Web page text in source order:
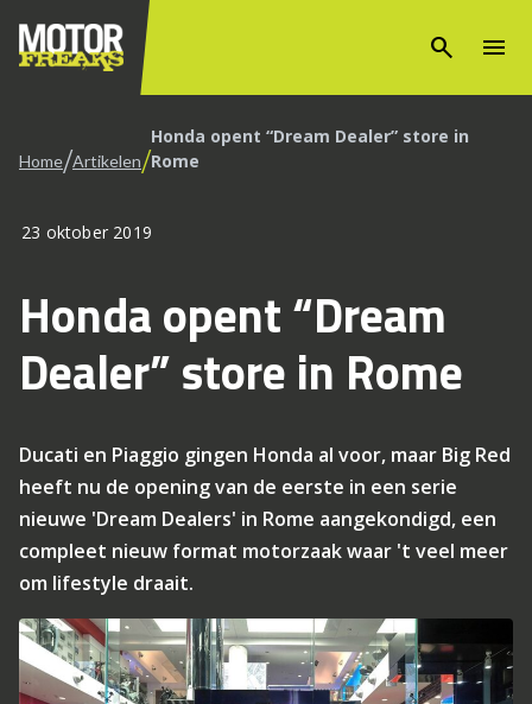
search menu
Home/Artikelen/Honda opent “Dream Dealer” store in
Rome
23 oktober 2019
Honda opent “Dream
Dealer” store in Rome
Ducati en Piaggio gingen Honda al voor, maar Big Red
heeft nu de opening van de eerste in een serie
nieuwe 'Dream Dealers' in Rome aangekondigd, een
compleet nieuw format motorzaak waar 't veel meer
om lifestyle draait.